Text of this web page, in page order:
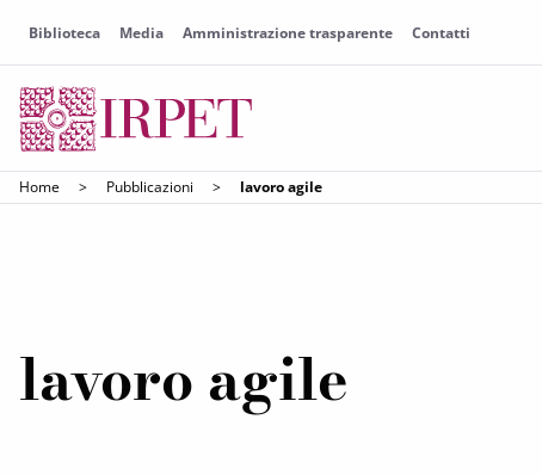
Biblioteca Media Amministrazione trasparente Contatti
Home > Pubblicazioni > lavoro agile
lavoro agile